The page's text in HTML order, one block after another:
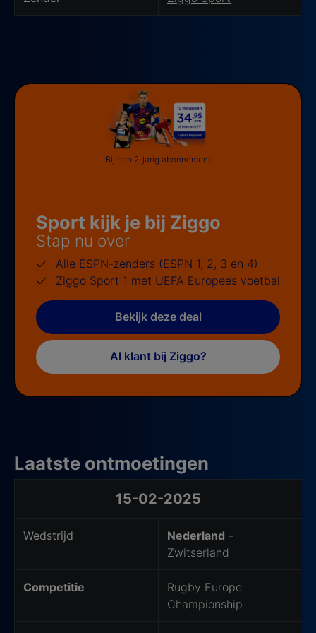
Sport kijk je bij Ziggo
Stap nu over
Alle ESPN-zenders (ESPN 1, 2, 3 en 4)
Ziggo Sport 1 met UEFA Europees voetbal
Bekijk deze deal
Al klant bij Ziggo?
Bij een 2-jarig abonnement
Laatste ontmoetingen
15-02-2025
Wedstrijd Nederland -
Zwitserland
Competitie
Rugby Europe
Championship